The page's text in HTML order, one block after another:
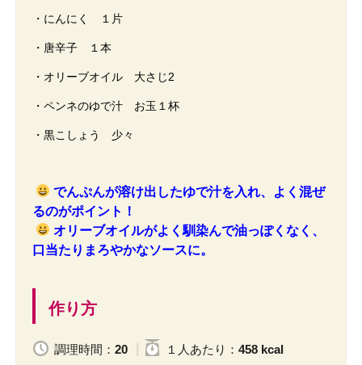
・にんにく １片
・唐辛子 １本
・オリーブオイル 大さじ2
・ペンネのゆで汁 お玉１杯
・黒こしょう 少々
でんぷんが溶け出したゆで汁を入れ、よく混ぜ
るのがポイント！
オリーブオイルがよく馴染んで油っぽくなく、
口当たりまろやかなソースに。
作り方
調理時間： 20 １人 あたり ： 458 kcal